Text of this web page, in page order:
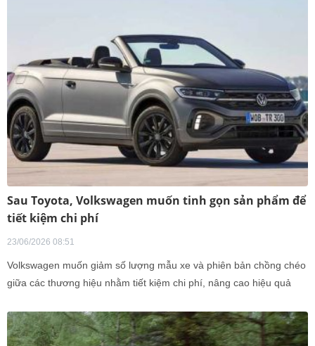
Sau Toyota, Volkswagen muốn tinh gọn sản phẩm để
tiết kiệm chi phí
23/06/2026 08:51
Volkswagen muốn giảm số lượng mẫu xe và phiên bản chồng chéo
giữa các thương hiệu nhằm tiết kiệm chi phí, nâng cao hiệu quả